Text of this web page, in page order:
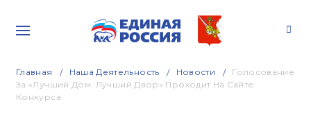
Главная Наша Деятельность Новости
Голосование
За «Лучший Дом. Лучший Двор» Проходит На Сайте
Конкурса